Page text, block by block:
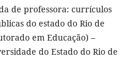
de professora: currículos
do estado do Rio de
em Educação) –
do Estado do Rio de